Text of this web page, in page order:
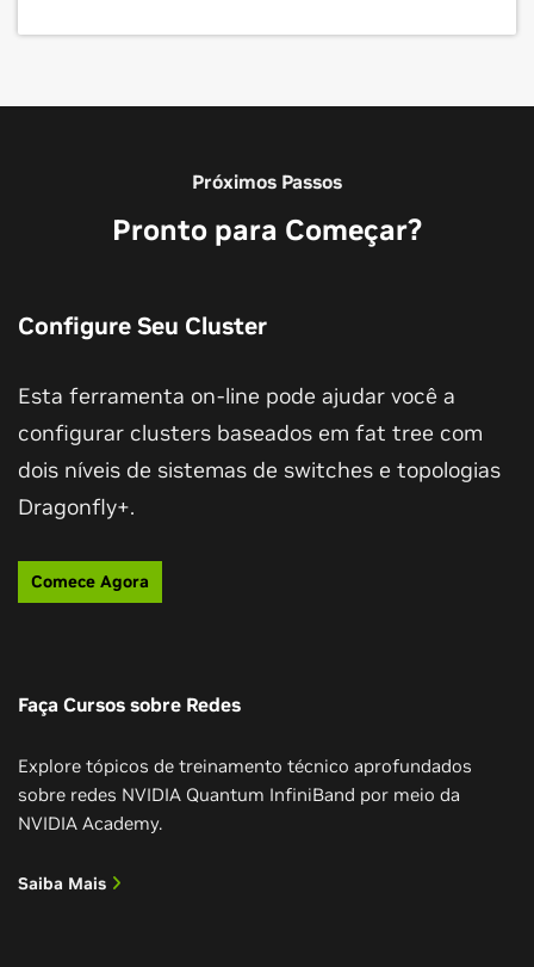
Próximos Passos
Pronto para Começar?
Configure Seu Cluster
Esta ferramenta on-line pode ajudar você a
configurar clusters baseados em fat tree com
dois níveis de sistemas de switches e topologias
Dragonfly+.
Comece Agora
Faça Cursos sobre Redes
Explore tópicos de treinamento técnico aprofundados
sobre redes NVIDIA Quantum InfiniBand por meio da
NVIDIA Academy.
Saiba Mais